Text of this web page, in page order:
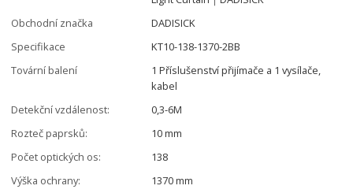
Obchodní značka
DADISICK
Specifikace
KT10-138-1370-2BB
Tovární balení
1 Příslušenství přijímače a 1 vysílače,
kabel
Detekční vzdálenost:
0,3-6M
Rozteč paprsků:
10 mm
Počet optických os:
138
Výška ochrany:
1370 mm